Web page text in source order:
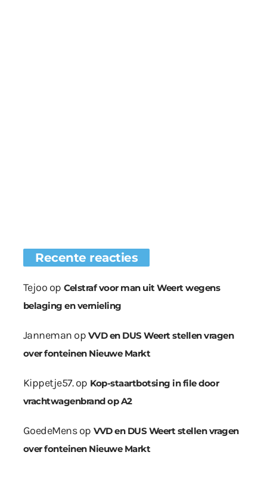
Recente reacties
Tejoo op Celstraf voor man uit Weert wegens
belaging en vernieling
Janneman op VVD en DUS Weert stellen vragen
over fonteinen Nieuwe Markt
Kippetje57.op Kop-staartbotsing in file door
vrachtwagenbrand op A2
GoedeMensop VVD en DUS Weert stellen vragen
over fonteinen Nieuwe Markt